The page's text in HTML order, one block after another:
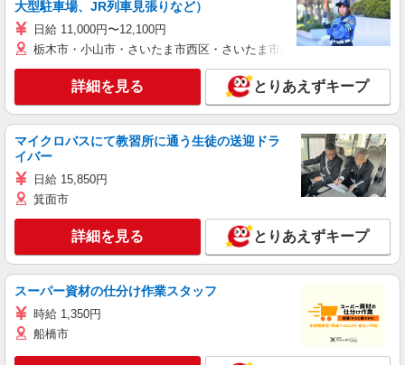
大型駐車場、JR列車見張りなど）
日給 11,000円〜12,100円
栃木市・小山市・さいたま市西区・さいたま市岩槻区・久喜市・蓮田
詳細を見る とりあえずキープ
マイクロバスにて教習所に通う生徒の送迎ドラ
イバー
日給 15,850円
箕面市
詳細を見る とりあえずキープ
スーパー資材の仕分け作業スタッフ
時給 1,350円
船橋市